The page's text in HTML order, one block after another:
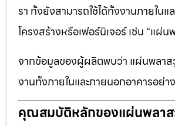
รา ทั้งยังสามารถใช้ได้ทั้งงานภายใน
โครงสร้างหรือเฟอร์นิเจอร์ เช่น “แผ่
จากข้อมูลของผู้ผลิตพบว่า แผ่นพลาส
งานทั้งภายในและภายนอกอาคารอย่า
คุณสมบัติหลักของแผ่นพลา